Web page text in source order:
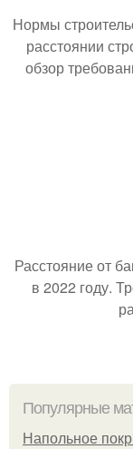
Нормы
расстоянии
обзор
Расстояние от
в 2022 году.
Популярные
Напольное